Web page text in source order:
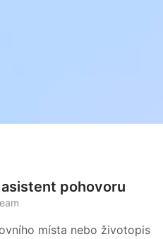
pohovoru
místa nebo životopis